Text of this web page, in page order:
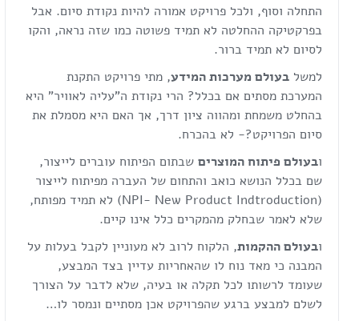
התחלה וסוף, ולכל פרויקט אמורה להיות נקודת סיום. אבל
בפרקטיקה ההחלטה לא תמיד פשוטה כמו שזה נראה, והקו
לסיום לא תמיד ברור.
למשל בעולם מערכות המידע, מתי פרויקט התקנת
המערכת מסתים אם בכלל? הרי נקודת ה"עליה לאוויר" היא
בהחלט משמחת ומהווה ציון דרך, אך האם היא מסמלת את
סיום הפרויקט?- לא בהכרח.
ובעולם פיתוח המוצרים שבתום הפיתוח עוברים לייצור,
שם בכלל הנושא כואב והתחום של העברה מפיתוח לייצור
(NPI- New Product Indtroduction) לא תמיד מפותח,
שלא לאמר שבחלק מהמקרים כלל אינו קיים.
ובעולם ההקמות, הלקוח לרוב לא מעוניין לקבל בעלות על
המבנה כי מאד נוח לו שהאחריות עדיין בצד המבצע,
שעומד לרשותו לכל תקלה או בעיה, שלא לדבר על הצורך
לשלם למבצע ברגע שהפרויקט אכן מסתיים ונמסר לו…